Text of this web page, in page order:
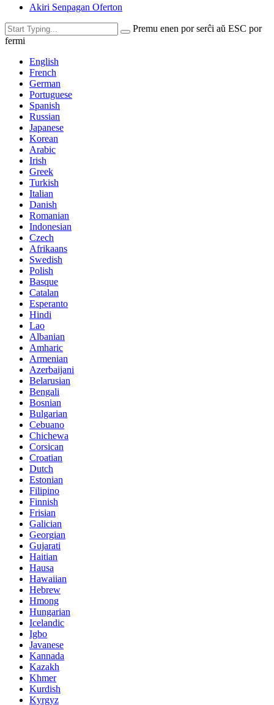
Akiri Senpagan Oferton
Premu enen por serĉi aŭ ESC por
fermi
English
French
German
Portuguese
Spanish
Russian
Japanese
Korean
Arabic
Irish
Greek
Turkish
Italian
Danish
Romanian
Indonesian
Czech
Afrikaans
Swedish
Polish
Basque
Catalan
Esperanto
Hindi
Lao
Albanian
Amharic
Armenian
Azerbaijani
Belarusian
Bengali
Bosnian
Bulgarian
Cebuano
Chichewa
Corsican
Croatian
Dutch
Estonian
Filipino
Finnish
Frisian
Galician
Georgian
Gujarati
Haitian
Hausa
Hawaiian
Hebrew
Hmong
Hungarian
Icelandic
Igbo
Javanese
Kannada
Kazakh
Khmer
Kurdish
Kyrgyz